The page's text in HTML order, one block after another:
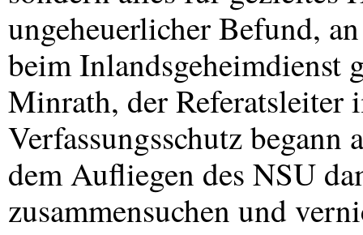
ungeheuerlicher Befund,
beim Inlandsgeheimdienst
Minrath, der Referatsleiter
Verfassungsschutz
dem Aufliegen des NSU
zusammensuchen und